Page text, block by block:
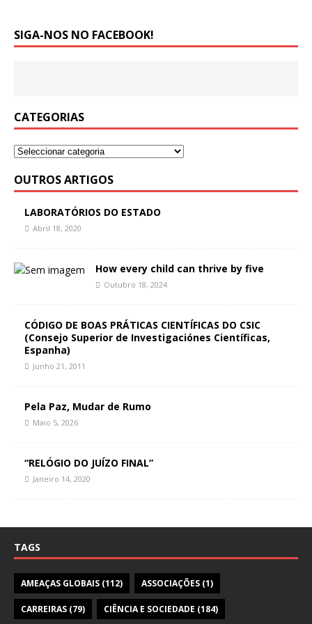
SIGA-NOS NO FACEBOOK!
CATEGORIAS
OUTROS ARTIGOS
LABORATÓRIOS DO ESTADO
Abril 18, 2020
How every child can thrive by five
Outubro 18, 2024
CÓDIGO DE BOAS PRÁTICAS CIENTÍFICAS DO CSIC
(Consejo Superior de Investigaciónes Científicas,
Espanha)
Junho 21, 2011
Pela Paz, Mudar de Rumo
Maio 5, 2026
“RELÓGIO DO JUÍZO FINAL”
Janeiro 14, 2020
TAGS
AMEAÇAS GLOBAIS (112) ASSOCIAÇÕES (1)
CARREIRAS (79) CIÊNCIA E SOCIEDADE (184)